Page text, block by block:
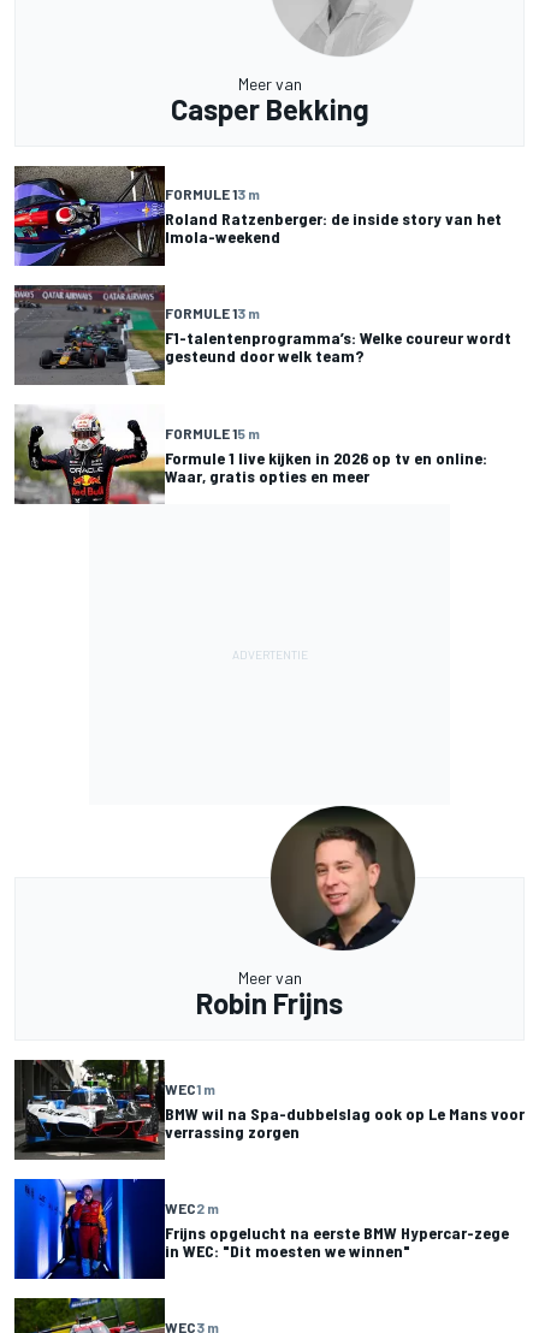
Meer van
Casper Bekking
FORMULE 13 m
Roland Ratzenberger: de inside story van het
Imola-weekend
FORMULE 13 m
F1-talentenprogramma’s: Welke coureur wordt
gesteund door welk team?
FORMULE 15 m
Formule 1 live kijken in 2026 op tv en online:
Waar, gratis opties en meer
Meer van
Robin Frijns
WEC1 m
BMW wil na Spa-dubbelslag ook op Le Mans voor
verrassing zorgen
WEC2 m
Frijns opgelucht na eerste BMW Hypercar-zege
in WEC: "Dit moesten we winnen"
WEC3 m